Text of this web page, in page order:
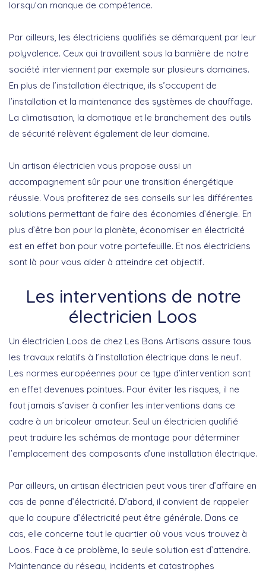
lorsqu’on manque de compétence.
Par ailleurs, les électriciens qualifiés se démarquent par leur
polyvalence. Ceux qui travaillent sous la bannière de notre
société interviennent par exemple sur plusieurs domaines.
En plus de l’installation électrique, ils s’occupent de
l’installation et la maintenance des systèmes de chauffage.
La climatisation, la domotique et le branchement des outils
de sécurité relèvent également de leur domaine.
Un artisan électricien vous propose aussi un
accompagnement sûr pour une transition énergétique
réussie. Vous profiterez de ses conseils sur les différentes
solutions permettant de faire des économies d’énergie. En
plus d’être bon pour la planète, économiser en électricité
est en effet bon pour votre portefeuille. Et nos électriciens
sont là pour vous aider à atteindre cet objectif.
Les interventions de notre
électricien Loos
Un électricien Loos de chez Les Bons Artisans assure tous
les travaux relatifs à l’installation électrique dans le neuf.
Les normes européennes pour ce type d’intervention sont
en effet devenues pointues. Pour éviter les risques, il ne
faut jamais s’aviser à confier les interventions dans ce
cadre à un bricoleur amateur. Seul un électricien qualifié
peut traduire les schémas de montage pour déterminer
l’emplacement des composants d’une installation électrique.
Par ailleurs, un artisan électricien peut vous tirer d’affaire en
cas de panne d’électricité. D’abord, il convient de rappeler
que la coupure d’électricité peut être générale. Dans ce
cas, elle concerne tout le quartier où vous vous trouvez à
Loos. Face à ce problème, la seule solution est d’attendre.
Maintenance du réseau, incidents et catastrophes